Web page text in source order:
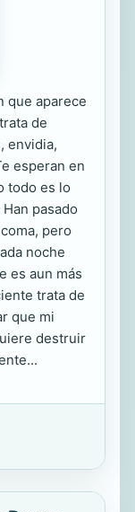
que aparece
de
envidia,
esperan en
todo es lo
pasado
pero
noche
es aun más
trata de
que mi
destruir